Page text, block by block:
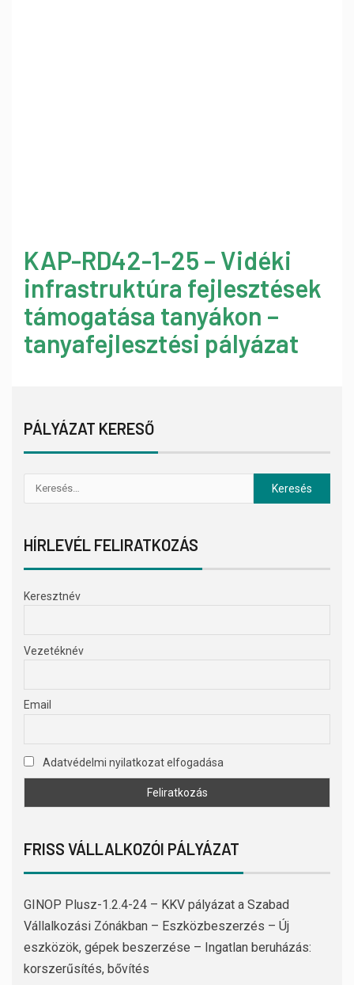
KAP-RD42-1-25 – Vidéki
infrastruktúra fejlesztések
támogatása tanyákon –
tanyafejlesztési pályázat
PÁLYÁZAT KERESŐ
HÍRLEVÉL FELIRATKOZÁS
Keresztnév
Vezetéknév
Email
Adatvédelmi nyilatkozat elfogadása
FRISS VÁLLALKOZÓI PÁLYÁZAT
GINOP Plusz-1.2.4-24 – KKV pályázat a Szabad
Vállalkozási Zónákban – Eszközbeszerzés – Új
eszközök, gépek beszerzése – Ingatlan beruházás:
korszerűsítés, bővítés